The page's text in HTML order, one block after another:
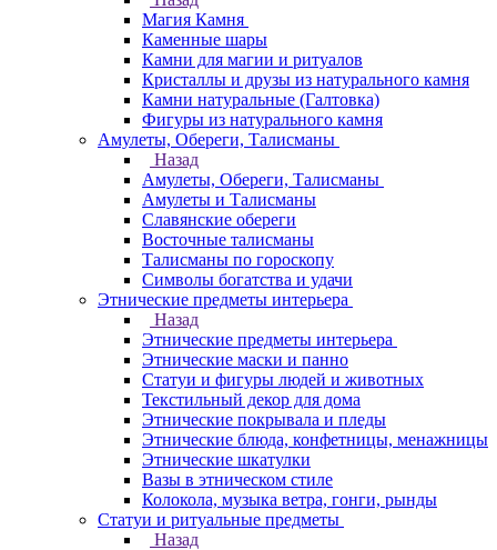
Магия Камня
Каменные шары
Камни для магии и ритуалов
Кристаллы и друзы из натурального камня
Камни натуральные (Галтовка)
Фигуры из натурального камня
Амулеты, Обереги, Талисманы
Назад
Амулеты, Обереги, Талисманы
Амулеты и Талисманы
Славянские обереги
Восточные талисманы
Талисманы по гороскопу
Символы богатства и удачи
Этнические предметы интерьера
Назад
Этнические предметы интерьера
Этнические маски и панно
Статуи и фигуры людей и животных
Текстильный декор для дома
Этнические покрывала и пледы
Этнические блюда, конфетницы, менажницы
Этнические шкатулки
Вазы в этническом стиле
Колокола, музыка ветра, гонги, рынды
Статуи и ритуальные предметы
Назад